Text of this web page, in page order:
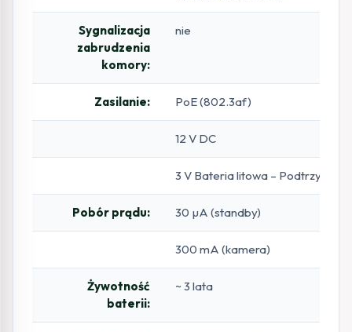
Sygnalizacja
zabrudzenia
komory:
nie
Zasilanie: PoE (802.3af)
12 V DC
3 V Bateria litowa –
Pobór prądu: 30 µA (standby)
300 mA (kamera)
Żywotność
baterii:
~ 3 lata